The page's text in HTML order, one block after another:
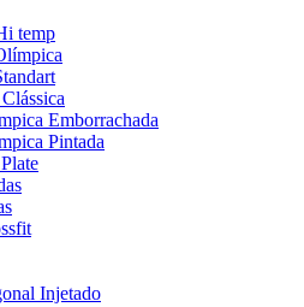
temp
Emborrachada
Pintada
Injetado